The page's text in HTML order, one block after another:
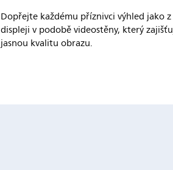
Dopřejte každému příznivci výhled jako
displeji v podobě videostěny, který
jasnou kvalitu obrazu.